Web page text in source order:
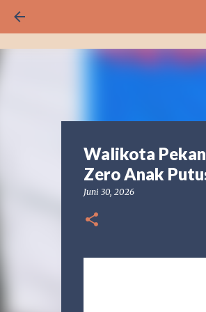
Walikota
Zero Anak
Juni 30, 2026